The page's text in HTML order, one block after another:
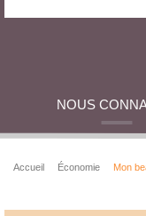
NOUS
Accueil Économie Mon